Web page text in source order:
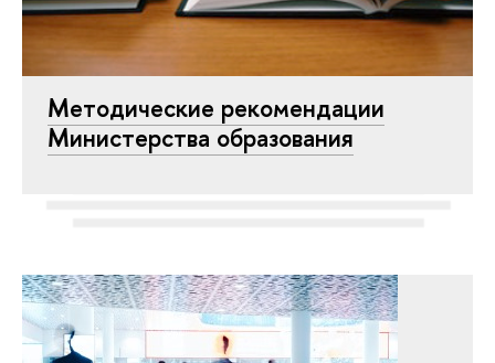
Методические рекомендации
Министерства образования